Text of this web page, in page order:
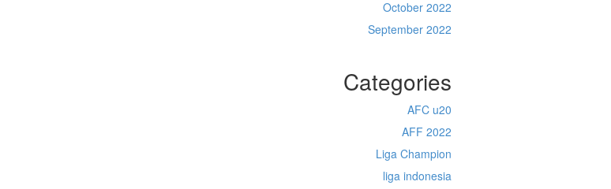
October 2022
September 2022
Categories
AFC u20
AFF 2022
Liga Champion
liga indonesia